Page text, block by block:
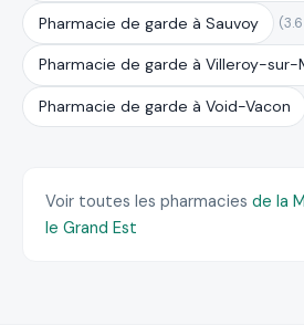
Pharmacie de garde à Sauvoy
Pharmacie de garde à Villeroy-sur-
Pharmacie de garde à Void-Vacon
Voir toutes les pharmacies de la
le Grand Est